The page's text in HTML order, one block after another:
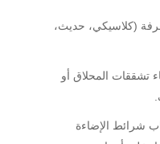
(كلاسيكي، حديث،
تشققات المحلاق أو
شرائط الإضاءة